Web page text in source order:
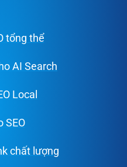
tổng thể
AI Search
Local
SEO
chất lượng